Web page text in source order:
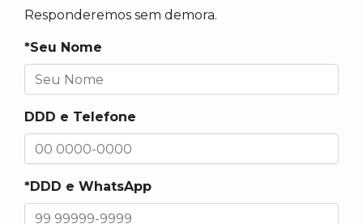
Responderemos sem demora.
*Seu Nome
DDD e Telefone
*DDD e WhatsApp